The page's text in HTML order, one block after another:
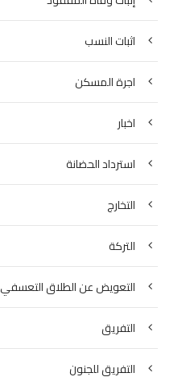
اثبات النسب
اجرة المسكن
اخبار
استرداد الحضانة
التخارج
التركة
التعويض عن الطلاق التعسفي
التفريق
التفريق للجنون